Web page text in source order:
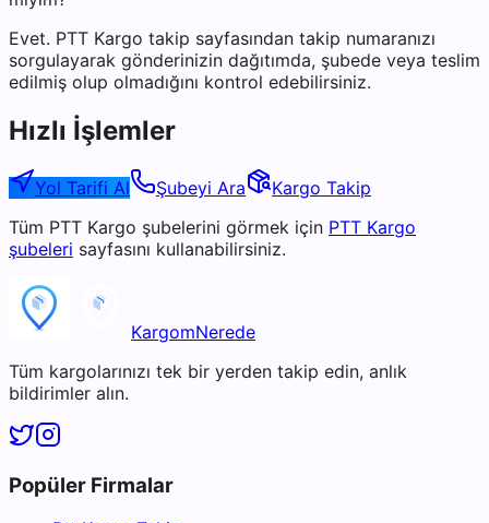
Evet. PTT Kargo takip sayfasından takip numaranızı
sorgulayarak gönderinizin dağıtımda, şubede veya teslim
edilmiş olup olmadığını kontrol edebilirsiniz.
Hızlı İşlemler
Yol Tarifi Al Şubeyi Ara
Kargo Takip
Tüm PTT Kargo şubelerini görmek için PTT Kargo
şubeleri sayfasını kullanabilirsiniz.
KargomNerede
Tüm kargolarınızı tek bir yerden takip edin, anlık
bildirimler alın.
Popüler Firmalar